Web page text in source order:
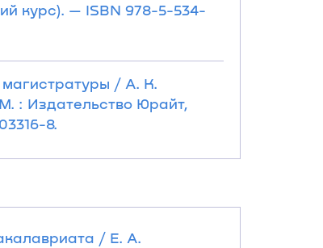
курс). — ISBN 978-5-534-
/ А. К.
: Издательство Юрайт,
8.
/ Е. А.